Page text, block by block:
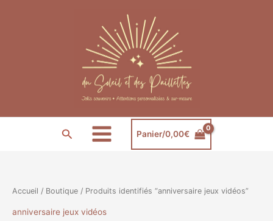
Rechercher Panier/0,00€
Accueil / Boutique / Produits identifiés “anniversaire jeux vidéos”
anniversaire jeux vidéos